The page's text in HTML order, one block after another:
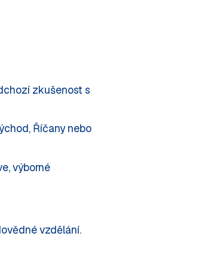
zkušenost s
Říčany nebo
výborné
vzdělání.